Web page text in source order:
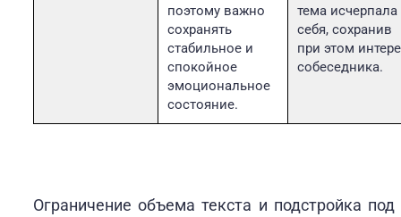
поэтому важно
сохранять
стабильное и
спокойное
эмоциональное
состояние.
тема исчерпала
себя, сохранив
при этом
собеседника.
Ограничение объема текста и подстройка под